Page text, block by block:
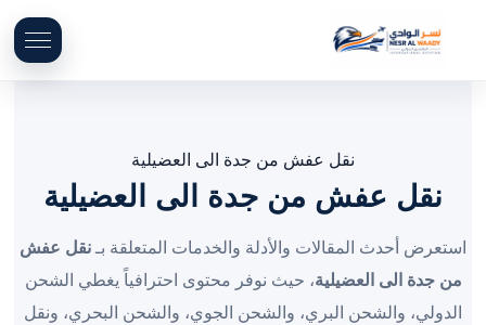
نقل عفش من جدة الى العضيلية
نقل عفش من جدة الى العضيلية
استعرض أحدث المقالات والأدلة والخدمات المتعلقة بـ نقل عفش
من جدة الى العضيلية، حيث نوفر محتوى احترافياً يغطي الشحن
الدولي، والشحن البري، والشحن الجوي، والشحن البحري، ونقل